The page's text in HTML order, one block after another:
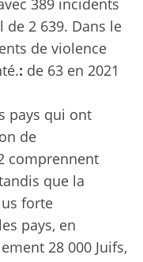
389 incidents
2 639. Dans le
de violence
: de 63 en 2021
pays qui ont
de
comprennent
que la
forte
pays, en
28 000 Juifs,